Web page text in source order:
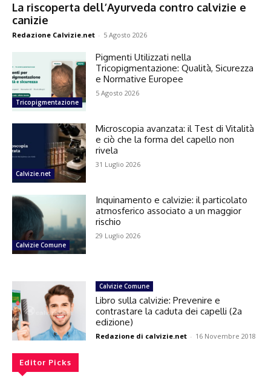
La riscoperta dell’Ayurveda contro calvizie e
canizie
Redazione Calvizie.net - 5 Agosto 2026
Tricopigmentazione
Pigmenti Utilizzati nella
Tricopigmentazione: Qualità, Sicurezza
e Normative Europee
5 Agosto 2026
Calvizie.net
Microscopia avanzata: il Test di Vitalità
e ciò che la forma del capello non
rivela
31 Luglio 2026
Calvizie Comune
Inquinamento e calvizie: il particolato
atmosferico associato a un maggior
rischio
29 Luglio 2026
Calvizie Comune
Libro sulla calvizie: Prevenire e
contrastare la caduta dei capelli (2a
edizione)
Redazione di calvizie.net - 16 Novembre 2018
Editor Picks